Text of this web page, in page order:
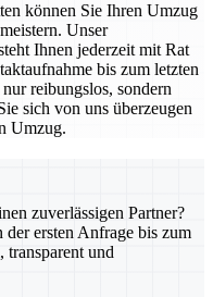
können Sie Ihren Umzug
Unser
Ihnen jederzeit mit Rat
bis zum letzten
reibungslos, sondern
sich von uns überzeugen
Umzug.
zuverlässigen Partner?
der ersten Anfrage bis zum
transparent und